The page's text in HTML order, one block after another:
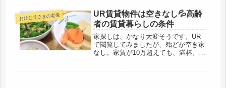
だけど、原点に戻ると、また一人。今
日は、初めてシルバー人材で申し込ん
だ庭...
おひとりさまの老後
UR賃貸物件は空きなし💦高齢
者の賃貸暮らしの条件
家探しは、かなり大変そうです。UR
で閲覧してみましたが、殆どが空き家
なし。家賃が10万超えても、満杯。出